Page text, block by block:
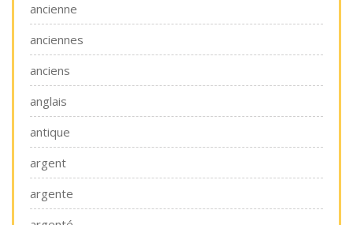
ancienne
anciennes
anciens
anglais
antique
argent
argente